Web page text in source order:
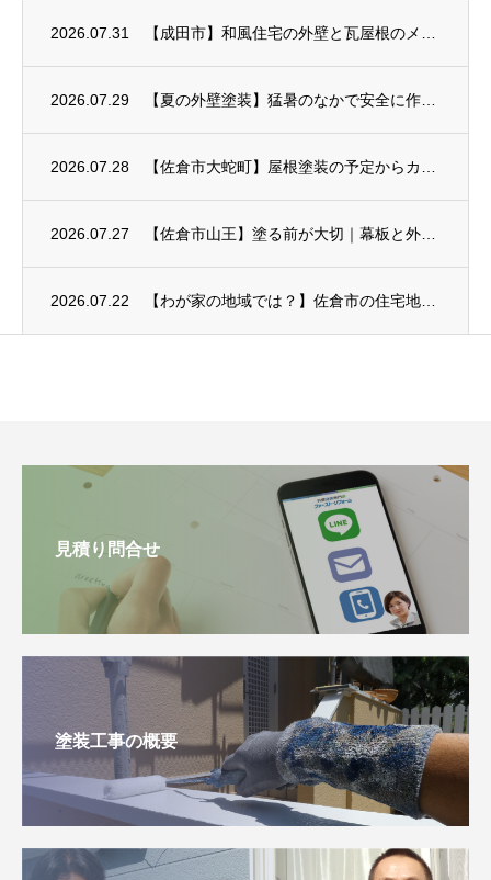
2026.07.31
2026.07.29
2026.07.28
2026.07.27
2026.07.22
見積り問合せ
塗装工事の概要